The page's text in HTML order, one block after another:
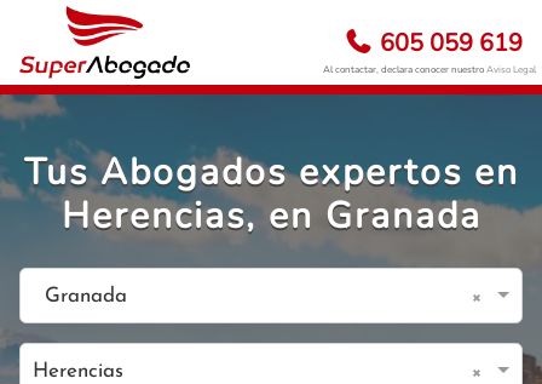
605 059 619
Al contactar, declara conocer nuestroAviso Legal
Tus Abogados expertos en
Herencias, en Granada
Granada ×
Herencias ×